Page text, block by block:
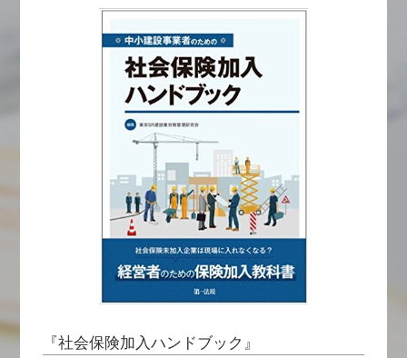
『社会保険加入ハンドブック』